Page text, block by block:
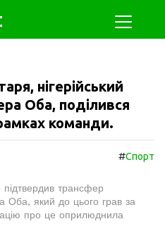
нігерійський
Оба, поділився
команди.
#Спорт
трансфер
Оба, який до цього грав за
про це оприлюднила